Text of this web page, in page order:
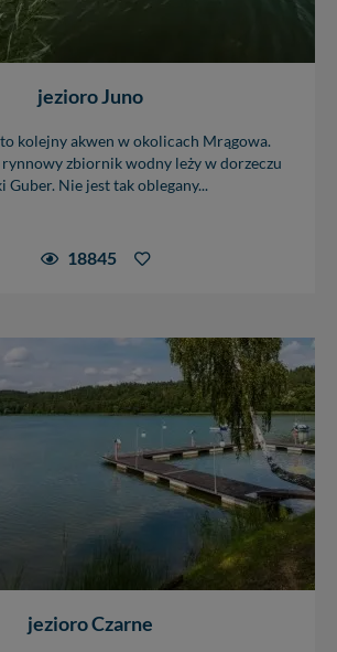
jezioro Juno
kolejny akwen w okolicach Mrągowa.
zbiornik wodny leży w dorzeczu
Guber. Nie jest tak oblegany...
18845
jezioro Czarne